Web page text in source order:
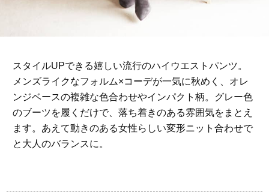
スタイルUPできる嬉しい流行のハイウエストパンツ。
メンズライクなフォルム×コーデが一気に秋めく、オレ
ンジベースの複雑な色合わせやインパクト柄。グレー色
のブーツを履くだけで、落ち着きのある雰囲気をまとえ
ます。あえて動きのある女性らしい変形ニット合わせで
と大人のバランスに。